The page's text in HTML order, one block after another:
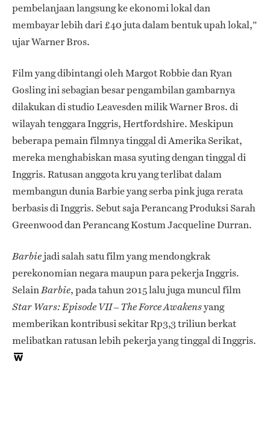
pembelanjaan langsung ke ekonomi lokal dan
membayar lebih dari £40 juta dalam bentuk upah lokal,”
ujar Warner Bros.
Film yang dibintangi oleh Margot Robbie dan Ryan
Gosling ini sebagian besar pengambilan gambarnya
dilakukan di studio Leavesden milik Warner Bros. di
wilayah tenggara Inggris, Hertfordshire. Meskipun
beberapa pemain filmnya tinggal di Amerika Serikat,
mereka menghabiskan masa syuting dengan tinggal di
Inggris. Ratusan anggota kru yang terlibat dalam
membangun dunia Barbie yang serba pink juga rerata
berbasis di Inggris. Sebut saja Perancang Produksi Sarah
Greenwood dan Perancang Kostum Jacqueline Durran.
Barbiejadi salah satu film yang mendongkrak
perekonomian negara maupun para pekerja Inggris.
SelainBarbie, pada tahun 2015 lalu juga muncul film
Star Wars: Episode VII – The Force Awakensyang
memberikan kontribusi sekitar Rp3,3 triliun berkat
melibatkan ratusan lebih pekerja yang tinggal di Inggris.